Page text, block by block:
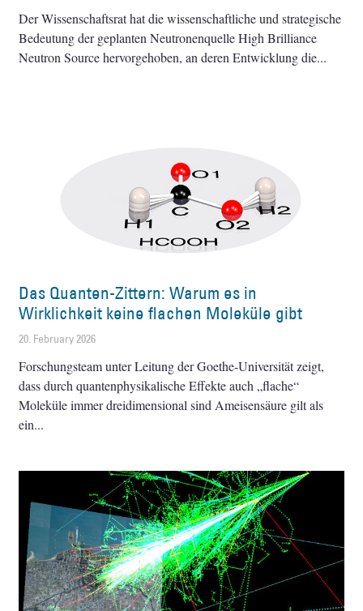
Der Wissenschaftsrat hat die wissenschaftliche und strategische
Bedeutung der geplanten Neutronenquelle High Brilliance
Neutron Source hervorgehoben, an deren Entwicklung die
Das Quanten-Zittern: Warum es in
Wirklichkeit keine flachen Moleküle gibt
20. February 2026
Forschungsteam unter Leitung der Goethe-Universität zeigt,
dass durch quantenphysikalische Effekte auch „flache“
Moleküle immer dreidimensional sind Ameisensäure gilt als
ein